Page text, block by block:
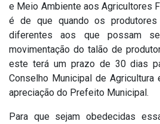
e Meio Ambiente aos Agricultores
é de que quando os produtores
diferentes aos que possam
movimentação do talão de
este terá um prazo de 30 dias
Conselho Municipal de
apreciação do Prefeito Municipal.
Para que sejam obedecidas